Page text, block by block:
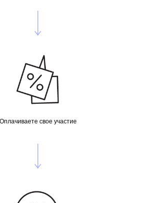
Оплачиваете свое участие